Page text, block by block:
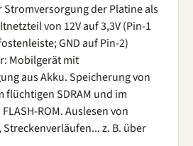
Stromversorgung der Platine als
von 12V auf 3,3V (Pin-1
GND auf Pin-2)
Mobilgerät mit
aus Akku. Speicherung von
flüchtigen SDRAM und im
ROM. Auslesen von
z. B. über